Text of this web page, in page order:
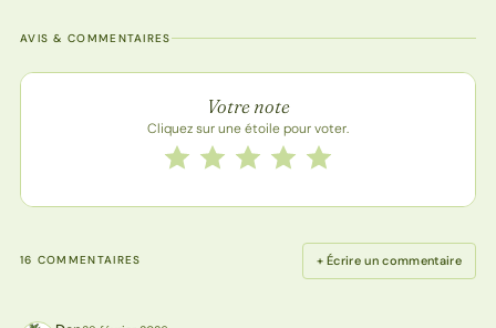
AVIS & COMMENTAIRES
Note de la recette
Votre note
Cliquez sur une étoile pour voter.
Notez cette recette de 1 à 5 étoiles
5 étoiles
4 étoiles
3 étoiles
2 étoiles
1 étoile
16 COMMENTAIRES + Écrire un commentaire